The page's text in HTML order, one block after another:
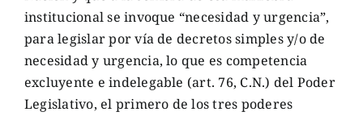
institucional se invoque “necesidad y urgencia”,
para legislar por vía de decretos simples y/o de
necesidad y urgencia, lo que es competencia
excluyente e indelegable (art. 76, C.N.) del Poder
Legislativo, el primero de los tres poderes